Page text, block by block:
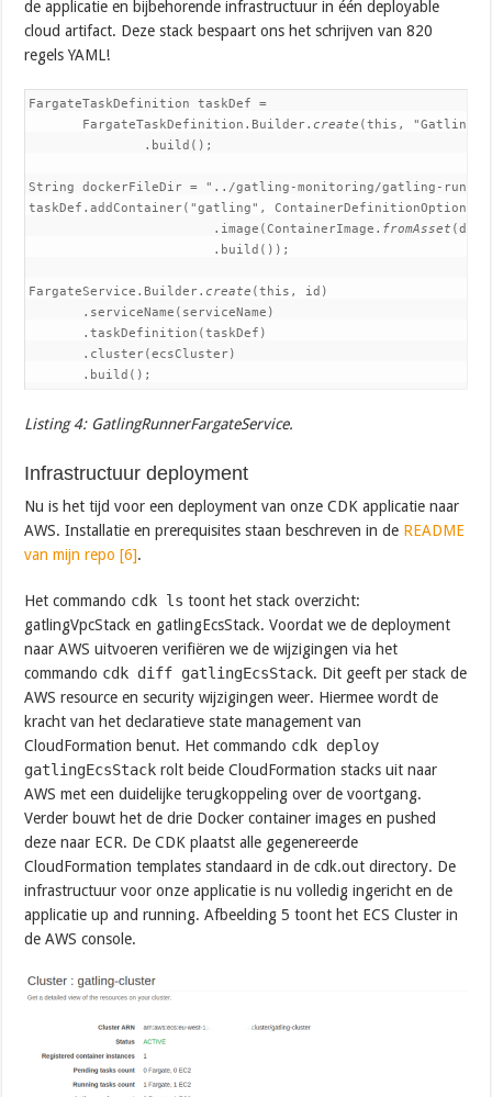
de applicatie en bijbehorende infrastructuur in één deployable
cloud artifact. Deze stack bespaart ons het schrijven van 820
regels YAML!
FargateTaskDefinition taskDef =
FargateTaskDefinition.Builder. create (this,
.build();
String dockerFileDir = "../gatling-monitoring/gatling-
taskDef.addContainer("gatling", ContainerDefinitionOptions.
.image(ContainerImage. fromAsset
.build());
FargateService.Builder. create (this, id)
.serviceName(serviceName)
.taskDefinition(taskDef)
.cluster(ecsCluster)
.build();
Listing 4: GatlingRunnerFargateService.
Infrastructuur deployment
Nu is het tijd voor een deployment van onze CDK applicatie naar
AWS. Installatie en prerequisites staan beschreven in de README
van mijn repo [6].
Het commando cdk ls toont het stack overzicht:
gatlingVpcStack en gatlingEcsStack. Voordat we de deployment
naar AWS uitvoeren verifiëren we de wijzigingen via het
commando cdk diff gatlingEcsStack. Dit geeft per stack de
AWS resource en security wijzigingen weer. Hiermee wordt de
kracht van het declaratieve state management van
CloudFormation benut. Het commando cdk deploy
gatlingEcsStack rolt beide CloudFormation stacks uit naar
AWS met een duidelijke terugkoppeling over de voortgang.
Verder bouwt het de drie Docker container images en pushed
deze naar ECR. De CDK plaatst alle gegenereerde
CloudFormation templates standaard in de cdk.out directory. De
infrastructuur voor onze applicatie is nu volledig ingericht en de
applicatie up and running. Afbeelding 5 toont het ECS Cluster in
de AWS console.